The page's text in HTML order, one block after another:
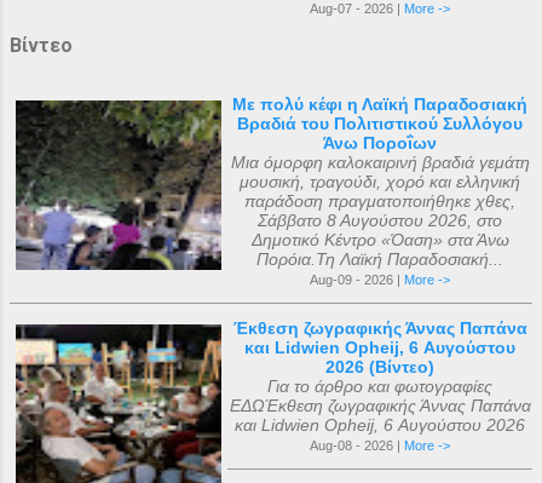
Aug-07 - 2026 | More ->
Βίντεο
Με πολύ κέφι η Λαϊκή Παραδοσιακή
Βραδιά του Πολιτιστικού Συλλόγου
Άνω Ποροΐων
Μια όμορφη καλοκαιρινή βραδιά γεμάτη
μουσική, τραγούδι, χορό και ελληνική
παράδοση πραγματοποιήθηκε χθες,
Σάββατο 8 Αυγούστου 2026, στο
Δημοτικό Κέντρο «Όαση» στα Άνω
Πορόια.Τη Λαϊκή Παραδοσιακή...
Aug-09 - 2026 | More ->
Έκθεση ζωγραφικής Άννας Παπάνα
και Lidwien Opheij, 6 Αυγούστου
2026 (Βίντεο)
Για το άρθρο και φωτογραφίες
ΕΔΩΈκθεση ζωγραφικής Άννας Παπάνα
και Lidwien Opheij, 6 Αυγούστου 2026
Aug-08 - 2026 | More ->